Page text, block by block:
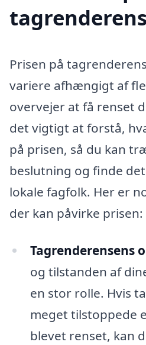
Prisen på
variere afhængigt af
overvejer at få renset
det vigtigt at forstå,
på prisen, så du kan
beslutning og finde
lokale fagfolk. Her er
der kan påvirke prisen:
Tagrenderensens
og tilstanden af
en stor rolle. Hvis
meget tilstoppede
blevet renset, kan